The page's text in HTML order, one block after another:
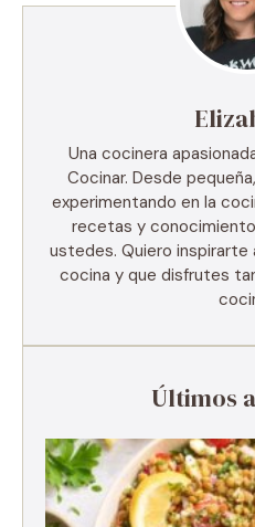
Una cocinera
Cocinar. Desde
experimentando en la
recetas y
ustedes. Quiero inspirarte
cocina y que disfrutes
Últimos